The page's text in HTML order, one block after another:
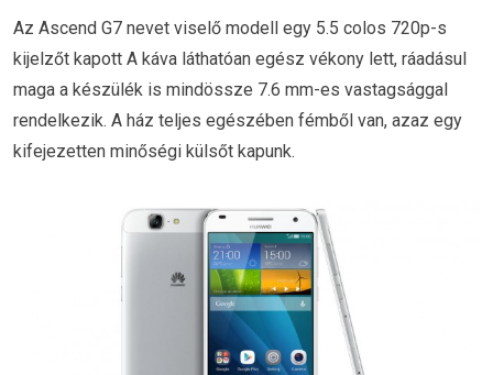
Az Ascend G7 nevet viselő modell egy 5.5 colos 720p-s
kijelzőt kapott A káva láthatóan egész vékony lett, ráadásul
maga a készülék is mindössze 7.6 mm-es vastagsággal
rendelkezik. A ház teljes egészében fémből van, azaz egy
kifejezetten minőségi külsőt kapunk.